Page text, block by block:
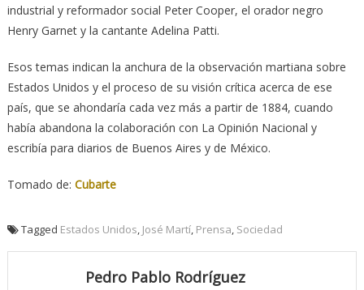
industrial y reformador social Peter Cooper, el orador negro
Henry Garnet y la cantante Adelina Patti.
Esos temas indican la anchura de la observación martiana sobre
Estados Unidos y el proceso de su visión crítica acerca de ese
país, que se ahondaría cada vez más a partir de 1884, cuando
había abandona la colaboración con La Opinión Nacional y
escribía para diarios de Buenos Aires y de México.
Tomado de: Cubarte
Tagged Estados Unidos, José Martí, Prensa, Sociedad
Pedro Pablo Rodríguez